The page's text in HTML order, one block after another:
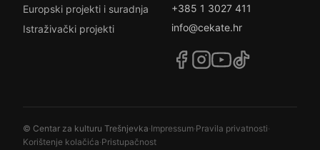
Europski projekti i suradnja
Istraživački projekti
+385 1 3027 411
info@cekate.hr
© Centar za kulturu Trešnjevka·Impressum·Pravila privatnosti·
Korištenje kolačića·Pristupačnost